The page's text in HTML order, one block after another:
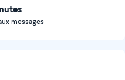
messages